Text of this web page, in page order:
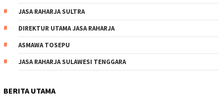
JASA RAHARJA SULTRA
DIREKTUR UTAMA JASA RAHARJA
ASMAWA TOSEPU
JASA RAHARJA SULAWESI TENGGARA
BERITA UTAMA